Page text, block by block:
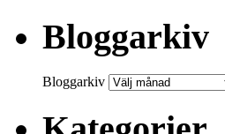
Bloggarkiv
Bloggarkiv